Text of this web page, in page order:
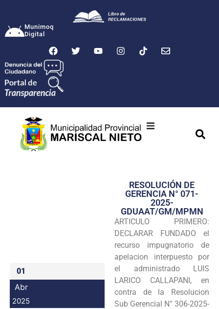
Munimoq
Digital
Transparencia
Seguridad
Programas
Intranet
01
Abr
2025
RESOLUCIÓN DE
GERENCIA N° 071-
2025-
GDUAAT/GM/MPMN
ARTICULO PRIMERO:
DECLARAR FUNDADO el
recurso impugnatorio de
apelacion interpuesto por
el administrado LUIS
LARICO CALLAPANI, en
contra de la Resolucion
Sub Gerencial N° 306-2025-